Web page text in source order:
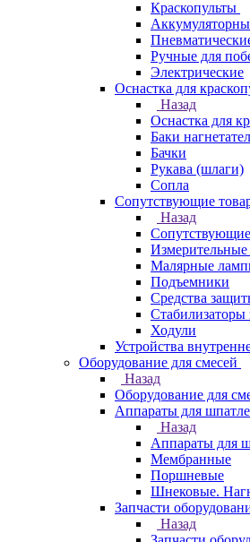
Краскопульты
Ручные для
Электрические
Оснастка для
Назад
Оснастка для
Баки
Бачки
Рукава (шлаги)
Сопла
Сопутствующие
Назад
Малярные
Подъемники
Средства
Ходули
Устройства
Оборудование для смесей
Назад
Оборудование для
Аппараты для
Назад
Аппараты для
Мембранные
Поршневые
Шнековые.
Запчасти
Назад